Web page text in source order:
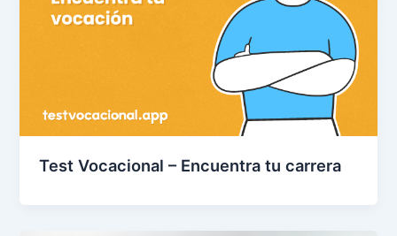
Test Vocacional – Encuentra tu carrera